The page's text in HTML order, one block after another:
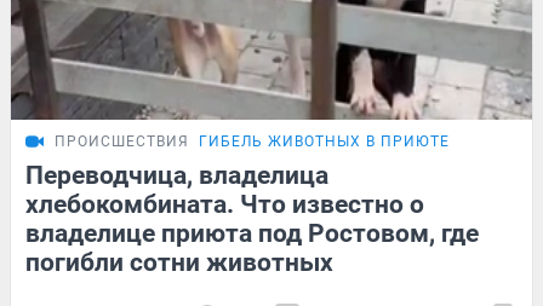
ПРОИСШЕСТВИЯ ГИБЕЛЬ ЖИВОТНЫХ В ПРИЮТЕ
Переводчица, владелица
хлебокомбината. Что известно о
владелице приюта под Ростовом, где
погибли сотни животных